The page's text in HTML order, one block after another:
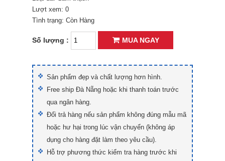
Lượt xem: 0
Tình trạng: Còn Hàng
Số lượng : MUA NGAY
Sản phẩm đẹp và chất lượng hơn hình.
Free ship Đà Nẵng hoặc khi thanh toán trước
qua ngân hàng.
Đổi trả hàng nếu sản phẩm không đúng mẫu mã
hoặc hư hại trong lúc vận chuyển (không áp
dụng cho hàng đặt làm theo yêu cầu).
Hỗ trợ phương thức kiểm tra hàng trước khi